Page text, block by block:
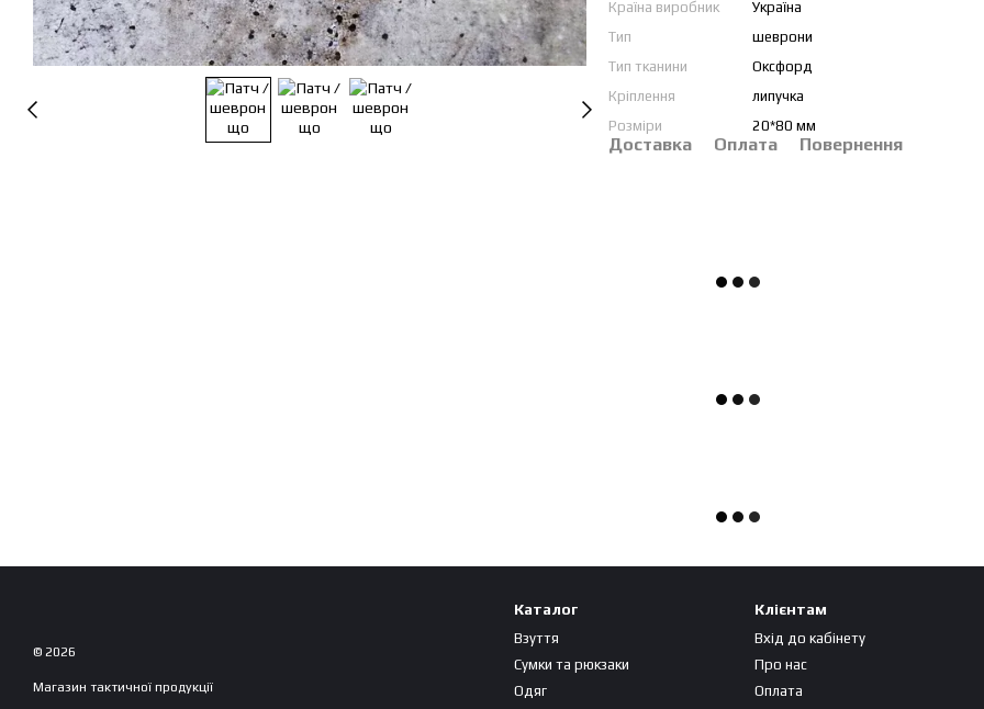
Країна виробник
Україна
Тип
шеврони
Тип тканини
Оксфорд
Кріплення
липучка
Розміри
20*80 мм
Доставка Оплата Повернення
© 2026
Магазин тактичної продукції
Каталог
Взуття
Сумки та рюкзаки
Одяг
Клієнтам
Вхід до кабінету
Про нас
Оплата